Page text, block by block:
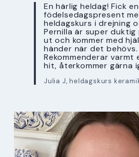
En härlig heldag! Fick
födelsedagspresent
heldagskurs i drejning
Pernilla är super
ut och kommer med
händer när det behövs.
Rekommenderar varmt
hit, återkommer gärna
Julia J, heldagskurs